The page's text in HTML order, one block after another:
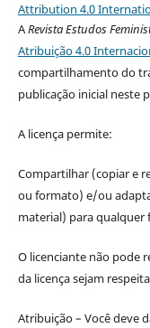
Attribution 4.0
ARevista Estudos
Atribuição 4.0
compartilhamento do
publicação inicial neste
A licença permite:
Compartilhar (copiar e
ou formato) e/ou
material) para qualquer
O licenciante não pode
da licença sejam
Atribuição – Você deve